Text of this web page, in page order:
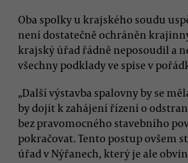
Oba spolky u krajského soudu
není dostatečně ochráněn
krajský úřad řádně neposoudil a
všechny podklady ve spise v
„Další výstavba spalovny by se
by dojít k zahájení řízení o
bez pravomocného stavebního
pokračovat. Tento postup ovšem
úřad v Nýřanech, který je ale